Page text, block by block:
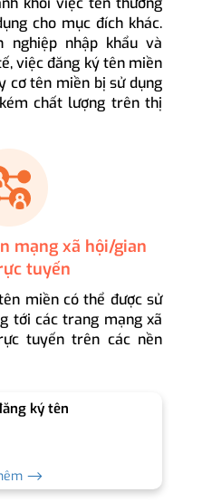
cho mục đích khác.
nghiệp nhập khẩu và
việc đăng ký tên miền
cơ tên miền bị sử dụng
chất lượng trên thị
mạng xã hội/gian
tuyến
miền có thể được sử
tới các trang mạng xã
tuyến trên các nền
ký tên
⟶